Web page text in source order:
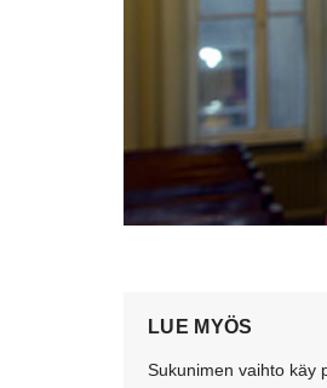
LUE MYÖS
Sukunimen vaihto käy